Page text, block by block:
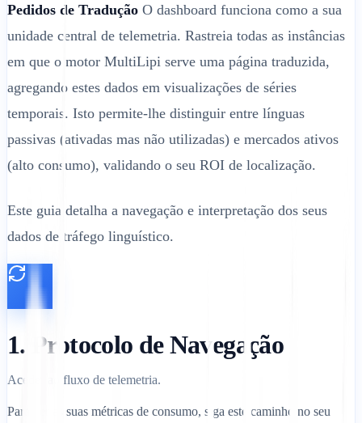
Pedidos de Tradução O dashboard funciona como a sua
unidade central de telemetria. Rastreia todas as instâncias
em que o motor MultiLipi serve uma página traduzida,
agregando estes dados em visualizações de séries
temporais. Isto permite-lhe distinguir entre línguas
passivas (ativadas mas não utilizadas) e mercados ativos
(alto consumo), validando o seu ROI de localização.
Este guia detalha a navegação e interpretação dos seus
dados de tráfego linguístico.
1. Protocolo de Navegação
Aceder ao fluxo de telemetria.
Para ver as suas métricas de consumo, siga este caminho no seu